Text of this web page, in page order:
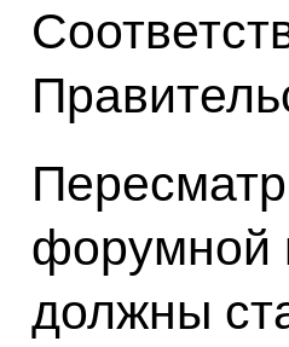
форумной
должны